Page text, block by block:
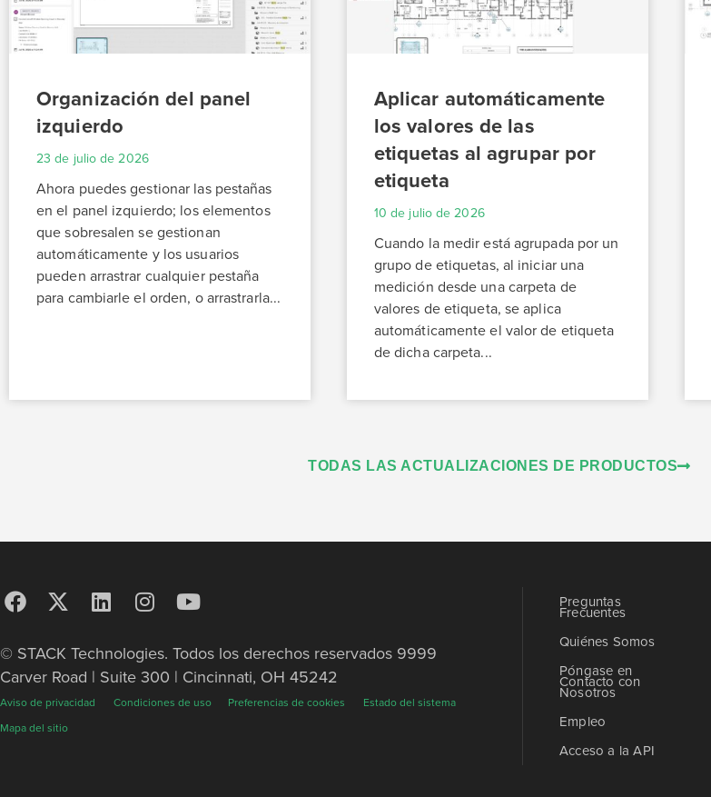
Organización del panel
izquierdo
23 de julio de 2026
Ahora puedes gestionar las pestañas
en el panel izquierdo; los elementos
que sobresalen se gestionan
automáticamente y los usuarios
pueden arrastrar cualquier pestaña
para cambiarle el orden, o arrastrarla...
Aplicar automáticamente
los valores de las
etiquetas al agrupar por
etiqueta
10 de julio de 2026
Cuando la medir está agrupada por un
grupo de etiquetas, al iniciar una
medición desde una carpeta de
valores de etiqueta, se aplica
automáticamente el valor de etiqueta
de dicha carpeta...
TODAS LAS ACTUALIZACIONES DE PRODUCTOS
© STACK Technologies. Todos los derechos reservados 9999
Carver Road | Suite 300 | Cincinnati, OH 45242
Aviso de privacidad Condiciones de uso Preferencias de cookies
Estado del sistema
Mapa del sitio
Preguntas
Frecuentes
Quiénes Somos
Póngase en
Contacto con
Nosotros
Empleo
Acceso a la API